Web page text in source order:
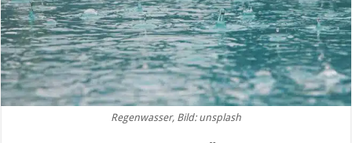
Regenwasser, Bild: unsplash